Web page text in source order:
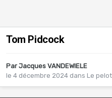
Tom Pidcock
Par Jacques VANDEWIELE
le 4 décembre 2024 dans Le